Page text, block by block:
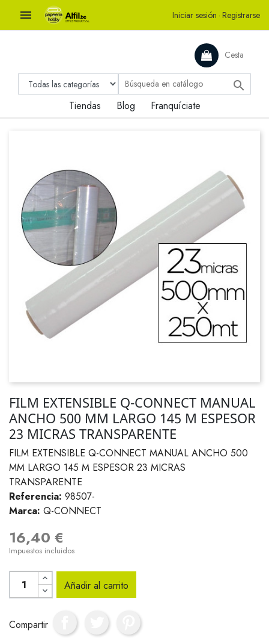
 Iniciar sesión · Registrarse
Cesta

Tiendas Blog Franquíciate
FILM EXTENSIBLE Q-CONNECT MANUAL
ANCHO 500 MM LARGO 145 M ESPESOR
23 MICRAS TRANSPARENTE
FILM EXTENSIBLE Q-CONNECT MANUAL ANCHO 500
MM LARGO 145 M ESPESOR 23 MICRAS
TRANSPARENTE
Referencia: 98507-
Marca: Q-CONNECT
16,40 €
Impuestos incluidos
Añadir al carrito
Compartir